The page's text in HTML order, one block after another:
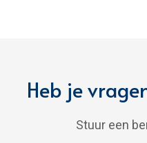
Heb je
Stuur een